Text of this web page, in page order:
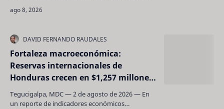
de in…
Fortaleza macroeconómica:
Reservas internacionales de
Honduras crecen en $1,257 millones
en los primeros seis meses de
gestión
Tegucigalpa, MDC — 2 de agosto de 2026 — En
un reporte de indicadores económicos